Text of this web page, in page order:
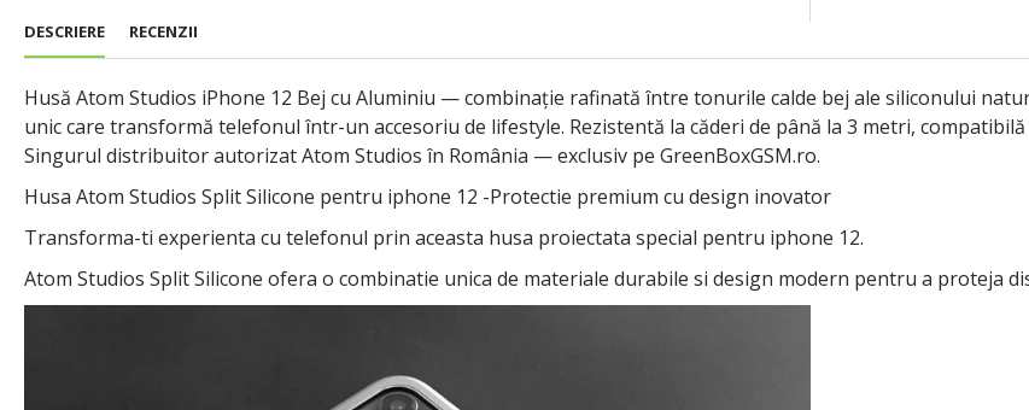
DESCRIERE RECENZII
Husă Atom Studios iPhone 12 Bej cu Aluminiu — combinație rafinată între tonurile calde bej ale siliconului
unic care transformă telefonul într-un accesoriu de lifestyle. Rezistentă la căderi de până la 3 metri,
Singurul distribuitor autorizat Atom Studios în România — exclusiv pe GreenBoxGSM.ro.
Husa Atom Studios Split Silicone pentru iphone 12 -Protectie premium cu design inovator
Transforma-ti experienta cu telefonul prin aceasta husa proiectata special pentru iphone 12.
Atom Studios Split Silicone ofera o combinatie unica de materiale durabile si design modern pentru a proteja